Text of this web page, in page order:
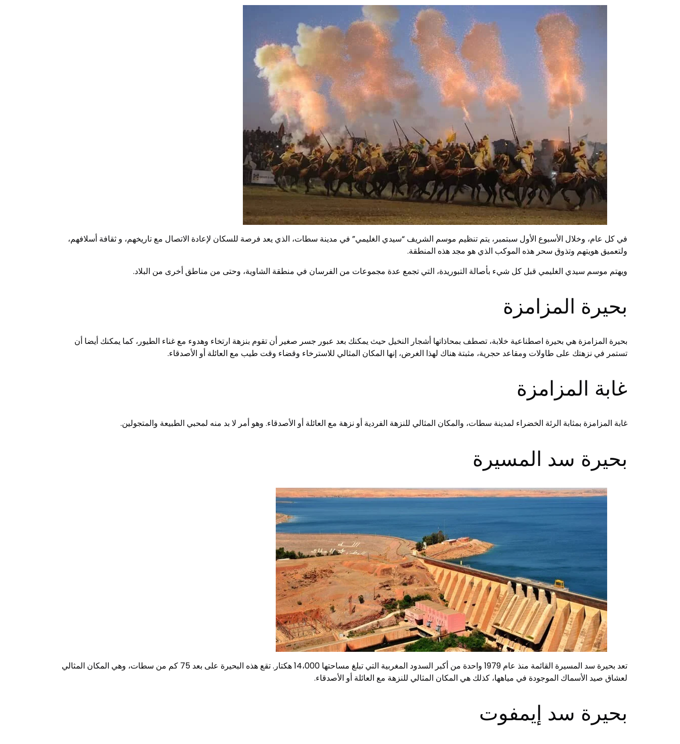
في كل عام، وخلال الأسبوع الأول سبتمبر، يتم تنظيم موسم الشريف “سيدي الغليمي” في مدينة سطات، الذي يعد فرصة للسكان لإعادة الاتصال مع تاريخهم، و ثقافة أسلافهم،
ولتعميق هويتهم وتذوق سحر هذه الموكب الذي هو مجد هذه المنطقة.
ويهتم موسم سيدي الغليمي قبل كل شيء بأصالة التبوريدة، التي تجمع عدة مجموعات من الفرسان في منطقة الشاوية، وحتى من مناطق أخرى من البلاد.
بحيرة المزامزة
بحيرة المزامزة هي بحيرة اصطناعية خلابة، تصطف بمحاذاتها أشجار النخيل حيث يمكنك بعد عبور جسر صغير أن تقوم بنزهة ارتخاء وهدوء مع غناء الطيور، كما يمكنك أيضا أن
تستمر في نزهتك على طاولات ومقاعد حجرية، مثبتة هناك لهذا الغرض، إنها المكان المثالي للاسترخاء وقضاء وقت طيب مع العائلة أو الأصدقاء.
غابة المزامزة
غابة المزامزة بمثابة الرئة الخضراء لمدينة سطات، والمكان المثالي للنزهة الفردية أو نزهة مع العائلة أو الأصدقاء. وهو أمر لا بد منه لمحبي الطبيعة والمتجولين.
بحيرة سد المسيرة
تعد بحيرة سد المسيرة القائمة منذ عام 1979 واحدة من أكبر السدود المغربية التي تبلغ مساحتها 14،000 هكتار. تقع هذه البحيرة على بعد 75 كم من سطات، وهي المكان المثالي
لعشاق صيد الأسماك الموجودة في مياهها، كذلك هي المكان المثالي للنزهة مع العائلة أو الأصدقاء.
بحيرة سد إيمفوت